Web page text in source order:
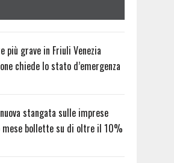
più grave in Friuli Venezia
chiede lo stato d’emergenza
stangata sulle imprese
mese bollette su di oltre il 10%